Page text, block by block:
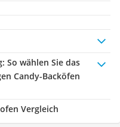
: So wählen Sie das
Candy-Backöfen
Vergleich